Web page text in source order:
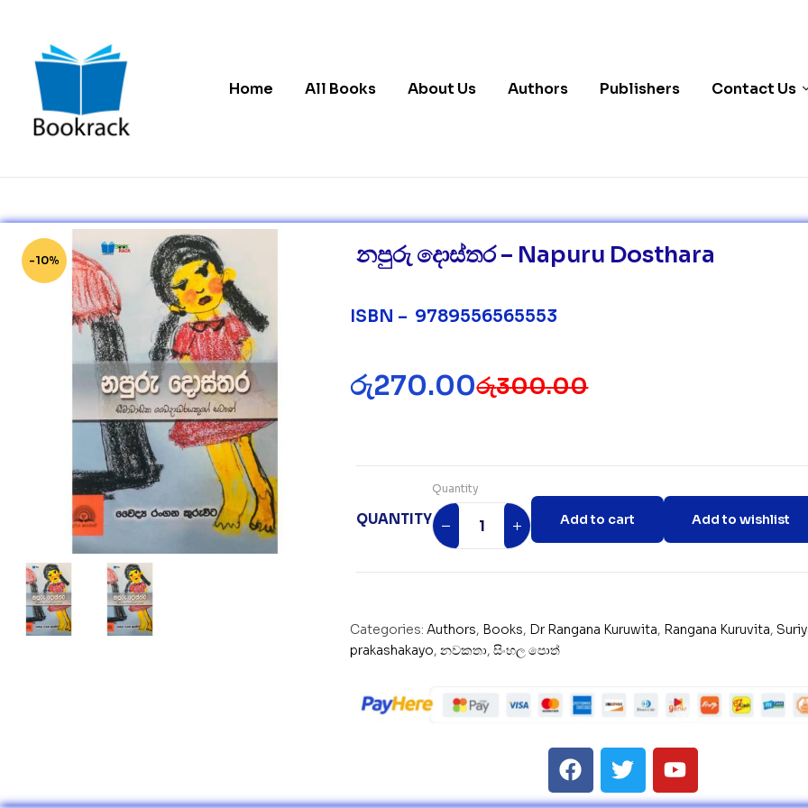
Online
Store
in
Sri
Home All Books About Us Authors Publishers Contact Us
-10% නපුරු දොස්තර – Napuru Dosthara
ISBN – 9789556565553
රු300.00
රු270.00
QUANTITY
Quantity
Add to cart Add to wishlist
Categories: Authors, Books, Dr Rangana Kuruwita, Rangana Kuruvita,
prakashakayo,නවකතා,සිංහල පොත්